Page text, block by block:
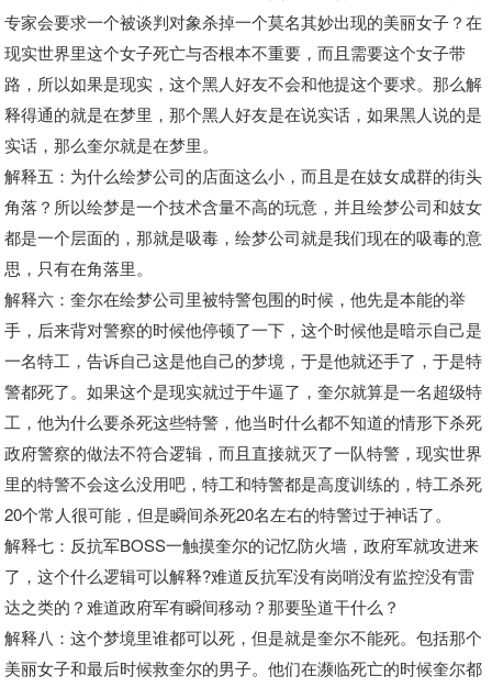
专家会要求一个被谈判对象杀掉一个莫名其妙出现的美丽女子？在
现实世界里这个女子死亡与否根本不重要，而且需要这个女子带
路，所以如果是现实，这个黑人好友不会和他提这个要求。那么解
释得通的就是在梦里，那个黑人好友是在说实话，如果黑人说的是
实话，那么奎尔就是在梦里。
解释五：为什么绘梦公司的店面这么小，而且是在妓女成群的街头
角落？所以绘梦是一个技术含量不高的玩意，并且绘梦公司和妓女
都是一个层面的，那就是吸毒，绘梦公司就是我们现在的吸毒的意
思，只有在角落里。
解释六：奎尔在绘梦公司里被特警包围的时候，他先是本能的举
手，后来背对警察的时候他停顿了一下，这个时候他是暗示自己是
一名特工，告诉自己这是他自己的梦境，于是他就还手了，于是特
警都死了。如果这个是现实就过于牛逼了，奎尔就算是一名超级特
工，他为什么要杀死这些特警，他当时什么都不知道的情形下杀死
政府警察的做法不符合逻辑，而且直接就灭了一队特警，现实世界
里的特警不会这么没用吧，特工和特警都是高度训练的，特工杀死
20个常人很可能，但是瞬间杀死20名左右的特警过于神话了。
解释七：反抗军BOSS一触摸奎尔的记忆防火墙，政府军就攻进来
了，这个什么逻辑可以解释?难道反抗军没有岗哨没有监控没有雷
达之类的？难道政府军有瞬间移动？那要坠道干什么？
解释八：这个梦境里谁都可以死，但是就是奎尔不能死。包括那个
美丽女子和最后时候救奎尔的男子。他们在濒临死亡的时候奎尔都